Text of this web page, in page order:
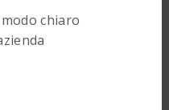
chiaro